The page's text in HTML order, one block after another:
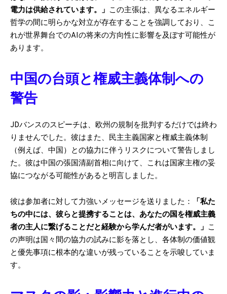
電力は供給されています。」 この主張は、異なるエネルギー
哲学の間に明らかな対立が存在することを強調しており、こ
れが世界舞台でのAIの将来の方向性に影響を及ぼす可能性が
あります。
中国の台頭と権威主義体制への
警告
JDバンスのスピーチは、欧州の規制を批判するだけでは終わ
りませんでした。彼はまた、民主主義国家と権威主義体制
（例えば、中国）との協力に伴うリスクについて警告しまし
た。彼は中国の張国清副首相に向けて、これは国家主権の妥
協につながる可能性があると明言しました。
彼は参加者に対して力強いメッセージを送りました：
「私た
ちの中には、彼らと提携することは、あなたの国を権威主義
者の主人に繋げることだと経験から学んだ者がいます。」 こ
の声明は国々間の協力の試みに影を落とし、各体制の価値観
と優先事項に根本的な違いが残っていることを示唆していま
す。